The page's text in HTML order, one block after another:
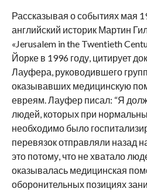
Рассказывая о событиях мая
английский историк Мартин
«Jerusalem in the Twentieth
Йорке в 1996 году, цитирует
Лауфера, руководившего
оказывавших медицинскую
евреям. Лауфер писал: “Я
людей, которых при
необходимо было
перевязок отправляли назад
это потому, что не хватало
оказывалась медицинская
оборонительных позициях